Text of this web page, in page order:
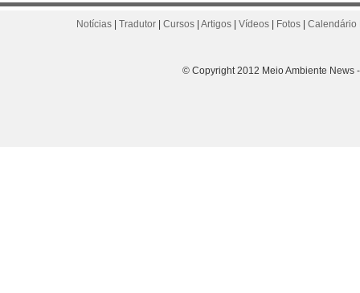
Notícias Tradutor Cursos Artigos Vídeos Fotos Calendário
© Copyright 2012 Meio Ambiente News